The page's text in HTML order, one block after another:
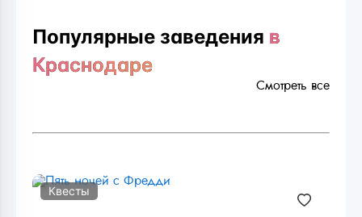
Популярные заведения в
Краснодаре
Смотреть все
Квесты